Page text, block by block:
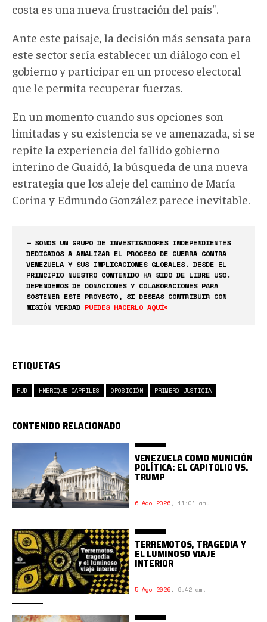
costa es una nueva frustración del país".
Ante este paisaje, la decisión más sensata para
este sector sería establecer un diálogo con el
gobierno y participar en un proceso electoral
que le permita recuperar fuerzas.
En un momento cuando sus opciones son
limitadas y su existencia se ve amenazada, si se
repite la experiencia del fallido gobierno
interino de Guaidó, la búsqueda de una nueva
estrategia que los aleje del camino de María
Corina y Edmundo González parece inevitable.
— SOMOS UN GRUPO DE INVESTIGADORES INDEPENDIENTES
DEDICADOS A ANALIZAR EL PROCESO DE GUERRA CONTRA
VENEZUELA Y SUS IMPLICACIONES GLOBALES. DESDE EL
PRINCIPIO NUESTRO CONTENIDO HA SIDO DE LIBRE USO.
DEPENDEMOS DE DONACIONES Y COLABORACIONES PARA
SOSTENER ESTE PROYECTO, SI DESEAS CONTRIBUIR CON
MISIÓN VERDAD PUEDES HACERLO AQUÍ<
ETIQUETAS
PUD HNERIQUE CAPRILES OPOSICIÓN PRIMERO JUSTICIA
CONTENIDO RELACIONADO
VENEZUELA COMO MUNICIÓN
POLÍTICA: EL CAPITOLIO VS.
TRUMP
6 Ago 2026, 11:01 am.
TERREMOTOS, TRAGEDIA Y
EL LUMINOSO VIAJE
INTERIOR
5 Ago 2026, 9:42 am.